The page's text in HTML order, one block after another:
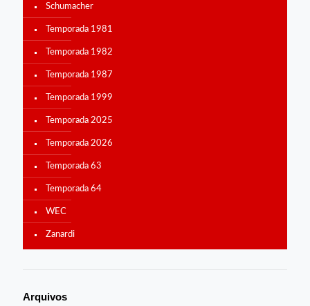
Schumacher
Temporada 1981
Temporada 1982
Temporada 1987
Temporada 1999
Temporada 2025
Temporada 2026
Temporada 63
Temporada 64
WEC
Zanardi
Arquivos